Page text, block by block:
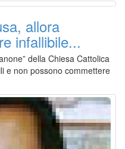
allora
infallibile...
della Chiesa Cattolica
e non possono commettere